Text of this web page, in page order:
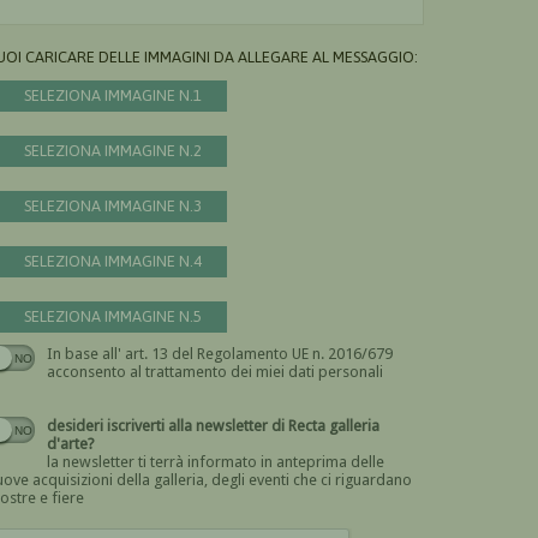
CARICARE DELLE IMMAGINI DA ALLEGARE AL MESSAGGIO:
SELEZIONA IMMAGINE N.1
SELEZIONA IMMAGINE N.2
SELEZIONA IMMAGINE N.3
SELEZIONA IMMAGINE N.4
SELEZIONA IMMAGINE N.5
In base all' art. 13 del Regolamento UE n. 2016/679
acconsento al trattamento dei miei dati personali
Devi dare il consenso
desideri iscriverti alla newsletter di Recta galleria
d'arte?
la newsletter ti terrà informato in anteprima delle
acquisizioni della galleria, degli eventi che ci riguardano
e fiere